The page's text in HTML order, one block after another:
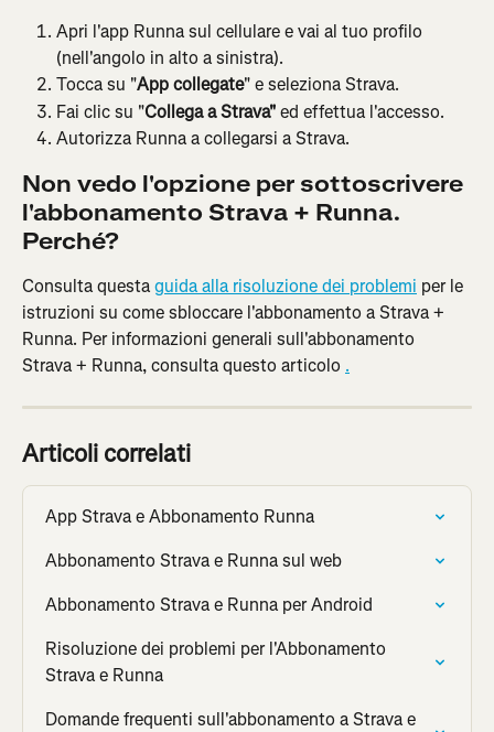
Apri l'app Runna sul cellulare e vai al tuo profilo
(nell'angolo in alto a sinistra).
Tocca su "App collegate" e seleziona Strava.
Fai clic su "Collega a Strava" ed effettua l'accesso.
Autorizza Runna a collegarsi a Strava.
Non vedo l'opzione per sottoscrivere
l'abbonamento Strava + Runna.
Perché?
Consulta questa guida alla risoluzione dei problemi per le
istruzioni su come sbloccare l'abbonamento a Strava +
Runna. Per informazioni generali sull'abbonamento
Strava + Runna, consulta questo articolo .
Articoli correlati
App Strava e Abbonamento Runna
Abbonamento Strava e Runna sul web
Abbonamento Strava e Runna per Android
Risoluzione dei problemi per l'Abbonamento
Strava e Runna
Domande frequenti sull'abbonamento a Strava e